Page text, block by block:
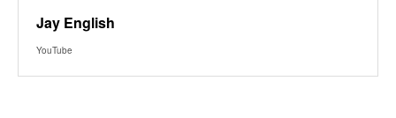
Jay English
YouTube